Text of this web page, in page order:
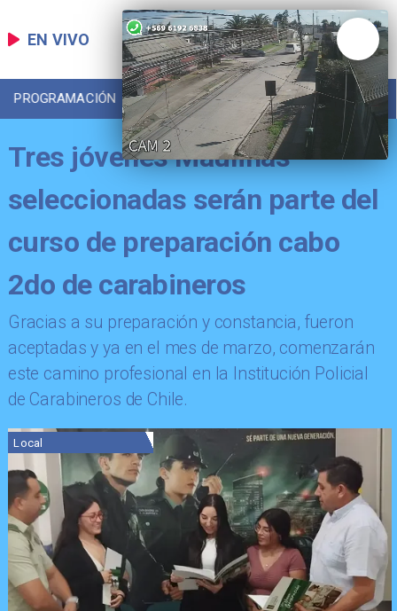
EN VIVO
PROGRAMACIÓN LOCAL DEPORTES
Tres jóvenes Maulinas
seleccionadas serán parte del
curso de preparación cabo
2do de carabineros
Gracias a su preparación y constancia, fueron
aceptadas y ya en el mes de marzo, comenzarán
este camino profesional en la Institución Policial
de Carabineros de Chile.
Local